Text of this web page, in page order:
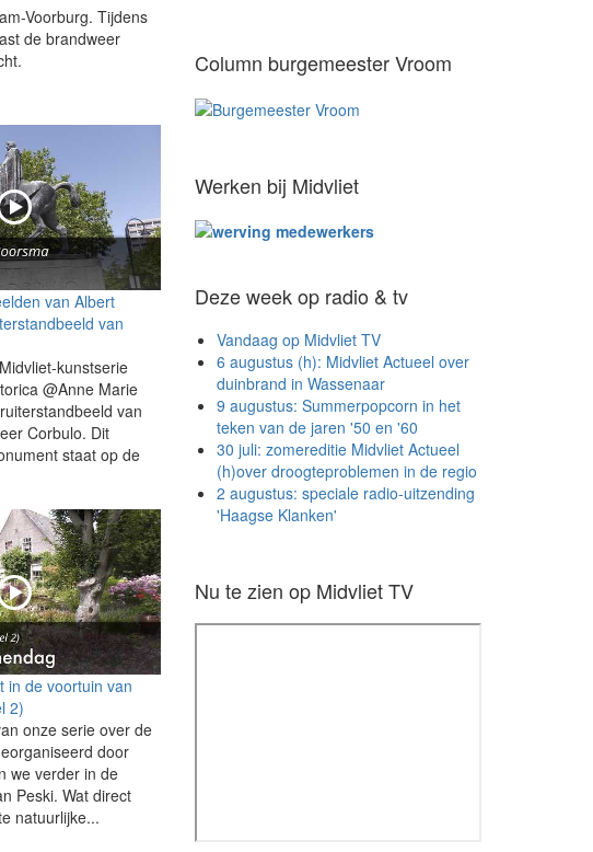
Voorburg. Tijdens
de brandweer
van Albert
van
kunstserie
@Anne Marie
van
Corbulo. Dit
staat op de
in de voortuin van
2)
onze serie over de
door
we verder in de
Peski. Wat direct
natuurlijke...
Column burgemeester Vroom
Werken bij Midvliet
Deze week op radio & tv
Vandaag op Midvliet TV
6 augustus (h): Midvliet Actueel over
duinbrand in Wassenaar
9 augustus: Summerpopcorn in het
teken van de jaren '50 en '60
30 juli: zomereditie Midvliet Actueel
(h)over droogteproblemen in de regio
2 augustus: speciale radio-uitzending
'Haagse Klanken'
Nu te zien op Midvliet TV